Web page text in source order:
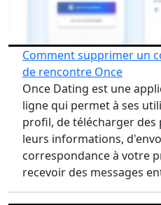
Comment supprimer un
de rencontre Once
Once Dating est une
ligne qui permet à ses
profil, de télécharger
leurs informations,
correspondance à votre
recevoir des messages